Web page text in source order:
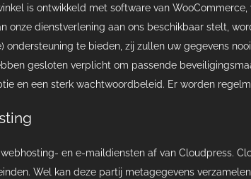
is ontwikkeld met software van
onze dienstverlening aan ons beschikbaar stelt,
ondersteuning te bieden, zij zullen uw gegevens
gesloten verplicht om passende
en een sterk wachtwoordbeleid. Er worden
en e-maildiensten af van Cloudpress.
Wel kan deze partij metagegevens